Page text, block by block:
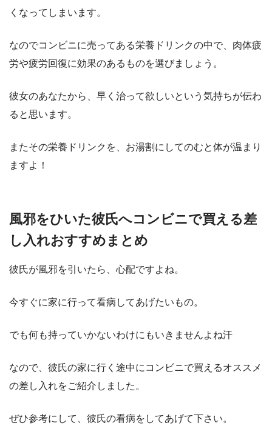
くなってしまいます。
なのでコンビニに売ってある栄養ドリンクの中で、肉体疲
労や疲労回復に効果のあるものを選びましょう。
彼女のあなたから、早く治って欲しいという気持ちが伝わ
ると思います。
またその栄養ドリンクを、お湯割にしてのむと体が温まり
ますよ！
風邪をひいた彼氏へコンビニで買える差
し入れおすすめまとめ
彼氏が風邪を引いたら、心配ですよね。
今すぐに家に行って看病してあげたいもの。
でも何も持っていかないわけにもいきませんよね汗
なので、彼氏の家に行く途中にコンビニで買えるオススメ
の差し入れをご紹介しました。
ぜひ参考にして、彼氏の看病をしてあげて下さい。